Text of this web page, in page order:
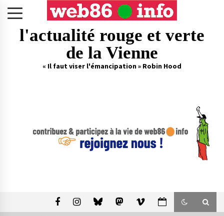
l'actualité rouge et verte
de la Vienne
« Il faut viser l'émancipation » Robin Hood